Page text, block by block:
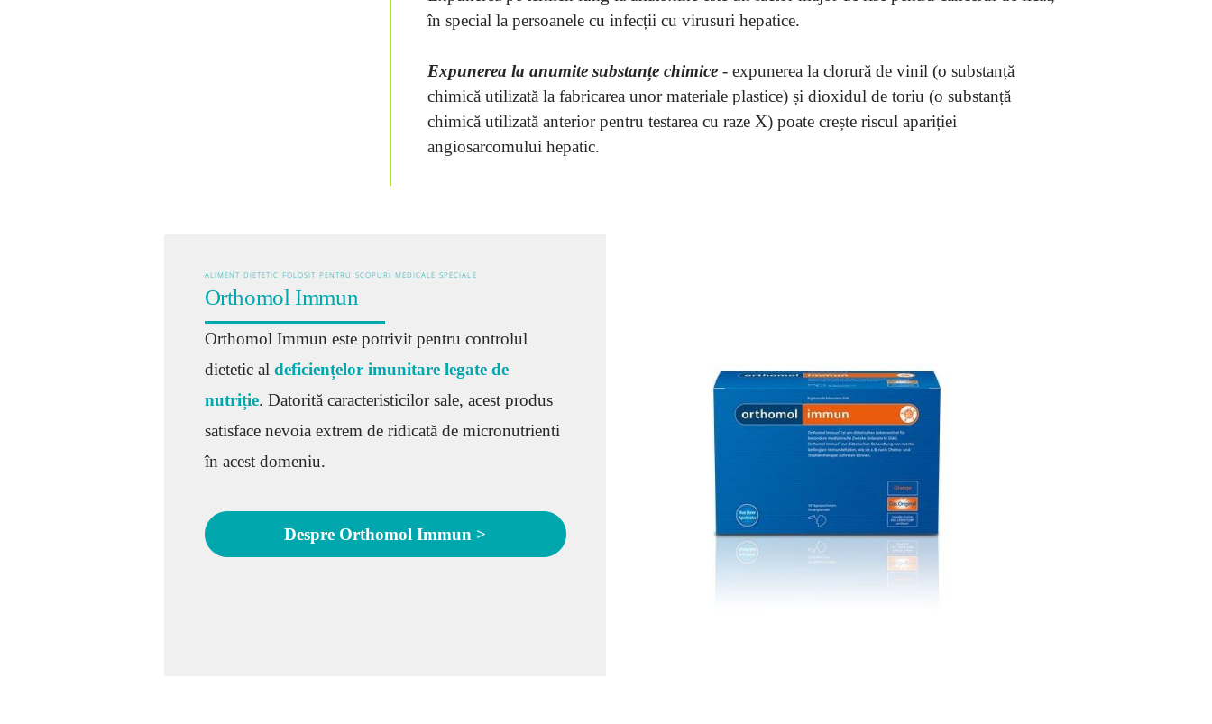
în special la persoanele cu infecții cu virusuri hepatice.
Expunerea la anumite substanțe chimice - expunerea la clorură de vinil (o substanță
chimică utilizată la fabricarea unor materiale plastice) și dioxidul de toriu (o substanță
chimică utilizată anterior pentru testarea cu raze X) poate crește riscul apariției
angiosarcomului hepatic.
ALIMENT DIETETIC FOLOSIT PENTRU SCOPURI MEDICALE SPECIALE
Orthomol Immun
Orthomol Immun este potrivit pentru controlul
dietetic al deficiențelor imunitare legate de
nutriție. Datorită caracteristicilor sale, acest produs
satisface nevoia extrem de ridicată de micronutrienti
în acest domeniu.
Despre Orthomol Immun >